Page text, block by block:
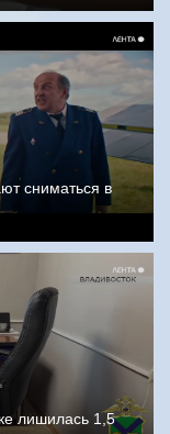
сниматься в
лишилась 1,5